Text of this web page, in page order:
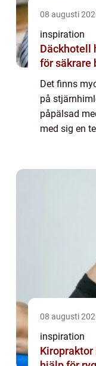
08 augusti
inspiration
Däckhotell
för säkrare
Det finns
på
påpälsad
med sig en
08 augusti
inspiration